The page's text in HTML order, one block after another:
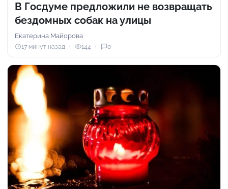
В Госдуме предложили не возвращать
бездомных собак на улицы
Екатерина Майорова
17 минут назад 144 0